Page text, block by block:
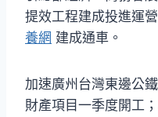
提效工程建成投進運
養網 建成通車。
加速廣州台灣東邊公
財產項目一季度開工